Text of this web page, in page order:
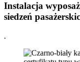
Instalacja
siedzeń
.